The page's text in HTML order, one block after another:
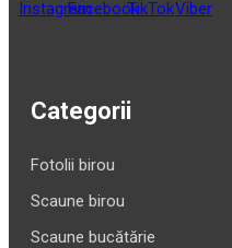
Categorii
Fotolii birou
Scaune birou
Scaune bucătărie